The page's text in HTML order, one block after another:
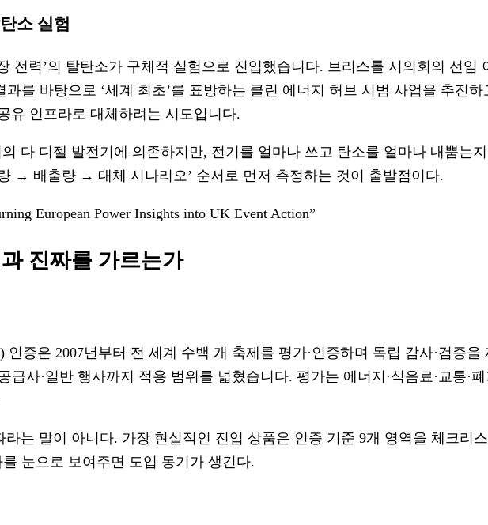
소 실험
전력’의 탈탄소가 구체적 실험으로 진입했습니다. 브리스톨 시의회의 선임
를 바탕으로 ‘세계 최초’를 표방하는 클린 에너지 허브 시범 사업을 추진
유 인프라로 대체하려는 시도입니다.
다 디젤 발전기에 의존하지만, 전기를 얼마나 쓰고 탄소를 얼마나 내뿜는
→ 배출량 → 대체 시나리오’ 순서로 먼저 측정하는 것이 출발점이다.
European Power Insights into UK Event Action”
진짜를 가르는가
인증은 2007년부터 전 세계 수백 개 축제를 평가·인증하며 독립 감사·검증
사·일반 행사까지 적용 범위를 넓혔습니다. 평가는 에너지·식음료·교통·
는 말이 아니다. 가장 현실적인 진입 상품은 인증 기준 9개 영역을 체크리
눈으로 보여주면 도입 동기가 생긴다.